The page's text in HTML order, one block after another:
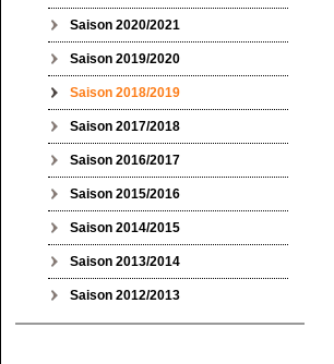
Saison 2020/2021
Saison 2019/2020
Saison 2018/2019
Saison 2017/2018
Saison 2016/2017
Saison 2015/2016
Saison 2014/2015
Saison 2013/2014
Saison 2012/2013